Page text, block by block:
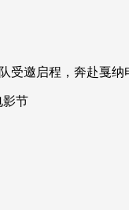
受邀启程，奔赴戛纳
影节